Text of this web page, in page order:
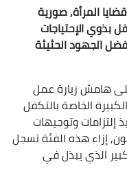
المرأة, صورية
بذوي الإحتياجات
الجهود الحثيثة
هامش زيارة عمل
الخاصة بالتكفل
وتوجيهات
إزاء هذه الفئة تسجل
الذي يبذل في